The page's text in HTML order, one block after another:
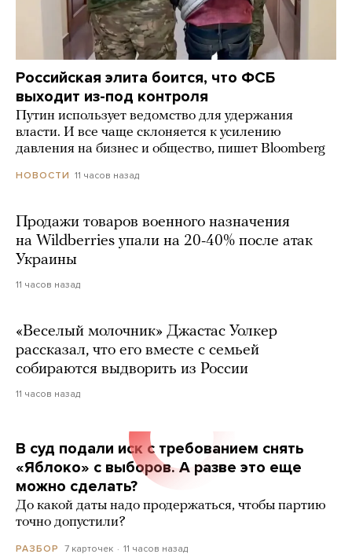
Российская элита боится, что ФСБ
выходит из-под контроля
Путин использует ведомство для удержания
власти. И все чаще склоняется к усилению
давления на бизнес и общество, пишет Bloomberg
НОВОСТИ 11 часов назад
Продажи товаров военного назначения
на Wildberries упали на 20-40% после атак
Украины
11 часов назад
«Веселый молочник» Джастас Уолкер
рассказал, что его вместе с семьей
собираются выдворить из России
11 часов назад
В суд подали иск с требованием снять
«Яблоко» с выборов. А разве это еще
можно сделать?
До какой даты надо продержаться, чтобы партию
точно допустили?
РАЗБОР 7 карточек 11 часов назад